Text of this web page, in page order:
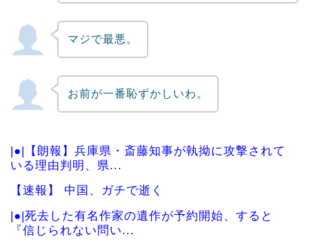
マジで最悪。
お前が一番恥ずかしいわ。
|●|【朗報】兵庫県・斎藤知事が執拗に攻撃されて
いる理由判明、県...
【速報】 中国、ガチで逝く
|●|死去した有名作家の遺作が予約開始、すると
『信じられない問い...